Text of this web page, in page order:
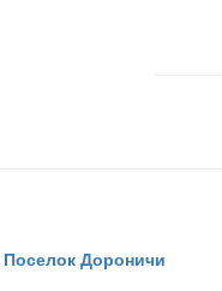
Поселок Дороничи